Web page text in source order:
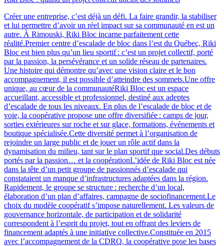
Créer une entreprise, c’est déjà un défi. La faire grandir, la stabiliser
et lui permettre d’avoir un réel impact sur sa communauté en est un
autre. À Rimouski, Riki Bloc incarne parfaitement cette
réalité.Premier centre d’escalade de bloc dans l’est du Québec, Riki
Bloc est bien plus qu’un lieu sportif : c’est un projet collectif, porté
par la passion, la persévérance et un solide réseau de partenaires.
Une histoire qui démontre qu’avec une vision claire et le bon
accompagnement, il est possible d’atteindre des sommets.Une offre
unique, au cœur de la communautéRiki Bloc est un espace
accueillant, accessible et professionnel, destiné aux adeptes
d’escalade de tous les niveaux. En plus de l’escalade de bloc et de
voie, la coopérative propose une offre diversifiée : camps de jour,
sorties extérieures sur roche et sur glace, formations, événements et
boutique spécialisée.Cette diversité permet à l’organisation de
rejoindre un large public et de jouer un rôle actif dans la
dynamisation du milieu, tant sur le plan sportif que social.Des débuts
portés par la passion… et la coopérationL’idée de Riki Bloc est née
dans la tête d’un petit groupe de passionnés d’escalade qui
constataient un manque d’infrastructures adaptées dans la région.
Rapidement, le groupe se structure : recherche d’un local,
élaboration d’un plan d’affaires, campagne de sociofinancement.Le
choix du modèle coopératif s’impose naturellement. Les valeurs de
gouvernance horizontale, de participation et de solidarité
correspondent à l’esprit du projet, tout en offrant des leviers de
financement adaptés à une initiative collective.Constituée en 2015
avec l’accompagnement de la CDRQ, la coopérative pose les bases